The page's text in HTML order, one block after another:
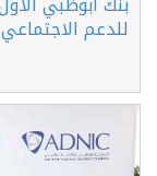
للدعم الاجتماعي